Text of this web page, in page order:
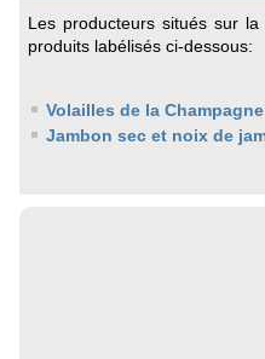
Les producteurs situés sur
produits labélisés ci-dessous:
Volailles de la Champagne
Jambon sec et noix de